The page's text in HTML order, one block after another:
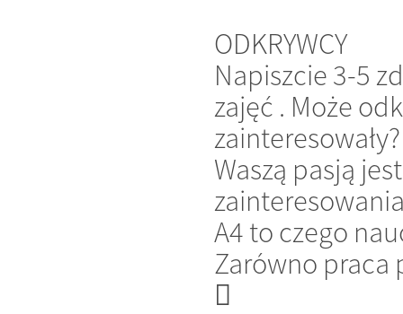
ODKRYWCY
Napiszcie 3-5
zajęć . Może
Waszą pasją
A4 to czego
Zarówno praca
